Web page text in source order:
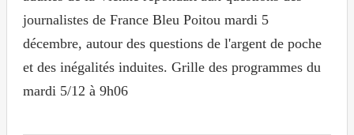
journalistes de France Bleu Poitou mardi 5
décembre, autour des questions de l'argent de poche
et des inégalités induites. Grille des programmes du
mardi 5/12 à 9h06